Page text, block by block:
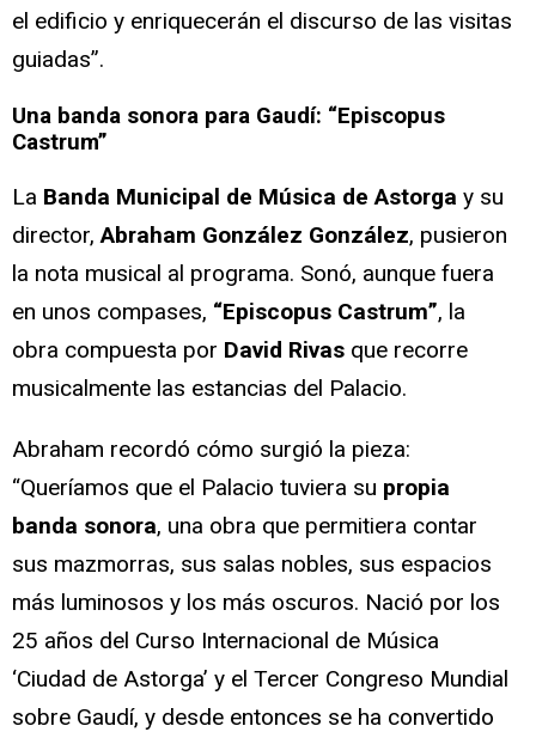
el edificio y enriquecerán el discurso de las visitas
guiadas”.
Una banda sonora para Gaudí: “Episcopus
Castrum”
La Banda Municipal de Música de Astorga y su
director,Abraham González González, pusieron
la nota musical al programa. Sonó, aunque fuera
en unos compases, “Episcopus Castrum”, la
obra compuesta por David Rivas que recorre
musicalmente las estancias del Palacio.
Abraham recordó cómo surgió la pieza:
“Queríamos que el Palacio tuviera su propia
banda sonora, una obra que permitiera contar
sus mazmorras, sus salas nobles, sus espacios
más luminosos y los más oscuros. Nació por los
25 años del Curso Internacional de Música
‘Ciudad de Astorga’ y el Tercer Congreso Mundial
sobre Gaudí, y desde entonces se ha convertido